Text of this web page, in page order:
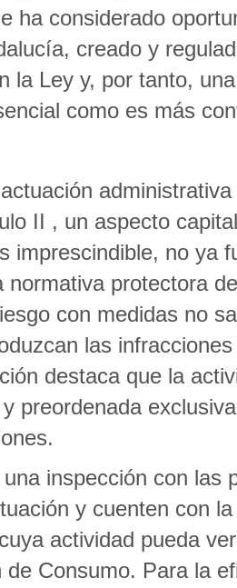
ha considerado
creado y
la Ley y, por tanto,
como es más
II , un aspecto
imprescindible, no ya
normativa protectora
con medidas no
las
destaca que la
preordenada
inspección con las
y cuenten con
actividad pueda
de Consumo. Para la